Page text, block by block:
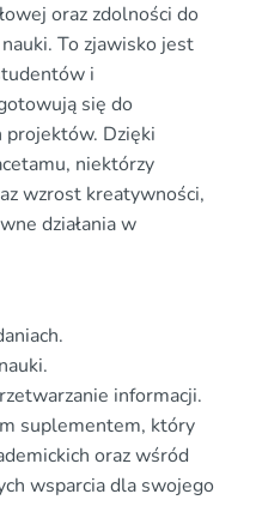
oraz zdolności do
nauki. To zjawisko jest
i
się do
projektów. Dzięki
niektórzy
wzrost kreatywności,
działania w
informacji.
suplementem, który
oraz wśród
wsparcia dla swojego